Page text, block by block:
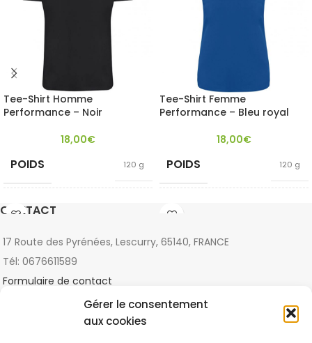
Gérer le consentement
aux cookies
Tee-Shirt Homme
Performance – Noir
18,00€
POIDS 120 g
TAILLE
COULEUR
Matières
Vegan
Tee-Shirt Femme
Performance – Bleu royal
18,00€
POIDS 120 g
TAILLE
CRITÈRES
Recyclées
Vegan
CONTACT
17 Route des Pyrénées, Lescurry, 65140, FRANCE
Tél: 0676611589
Formulaire de contact
DERNIERS ARTICLES